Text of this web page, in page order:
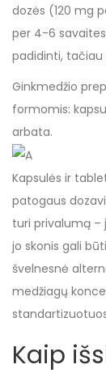
dozės (120 mg
per 4-6
padidinti, tačiau
Ginkmedžio
formomis:
arbata.
Kapsulės ir
patogaus
turi privalumą –
jo skonis gali
švelnesnė
medžiagų
Kaip